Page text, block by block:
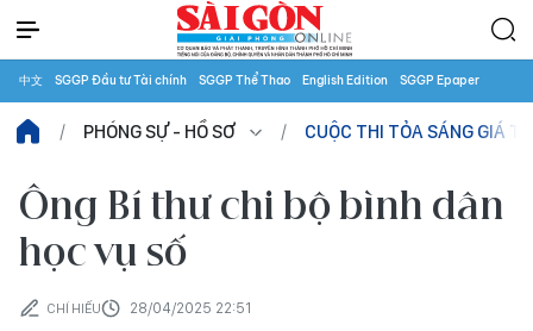
中文 SGGP Đầu tư Tài chính SGGP Thể Thao English Edition SGGP Epaper
PHÓNG SỰ - HỒ SƠ CUỘC THI TỎA SÁNG GIÁ
Ông Bí thư chi bộ bình dân
học vụ số
CHÍ HIẾU 28/04/2025 22:51